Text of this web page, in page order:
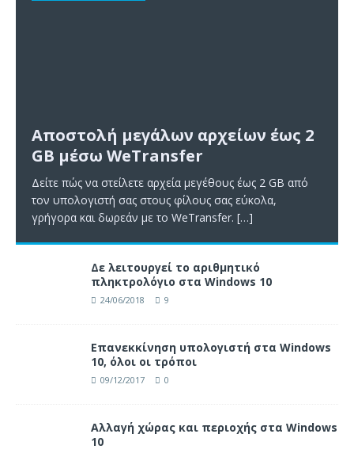
Αποστολή μεγάλων αρχείων έως 2
GB μέσω WeTransfer
Δείτε πώς να στείλετε αρχεία μεγέθους έως 2 GB από
τον υπολογιστή σας στους φίλους σας εύκολα,
γρήγορα και δωρεάν με το WeTransfer. […]
Δε λειτουργεί το αριθμητικό
πληκτρολόγιο στα Windows 10
24/06/2018 9
Επανεκκίνηση υπολογιστή στα Windows
10, όλοι οι τρόποι
09/12/2017 0
Αλλαγή χώρας και περιοχής στα Windows
10